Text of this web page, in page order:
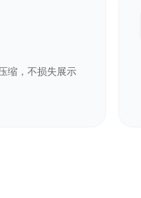
缩，不损失展示